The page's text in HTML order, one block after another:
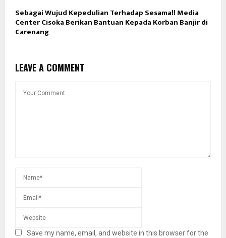
Sebagai Wujud Kepedulian Terhadap Sesama!! Media
Center Cisoka Berikan Bantuan Kepada Korban Banjir di
Carenang
LEAVE A COMMENT
Save my name, email, and website in this browser for the